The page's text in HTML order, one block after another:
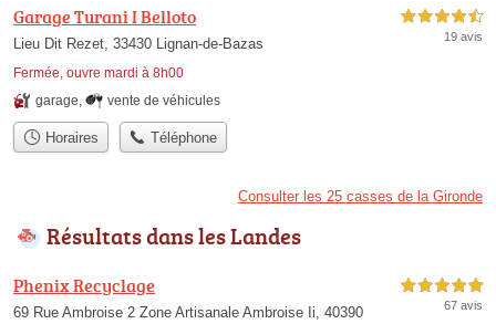
Garage Turani I Belloto
Lieu Dit Rezet, 33430 Lignan-de-Bazas
Fermée, ouvre mardi à 8h00
4,5 étoiles sur 5
19 avis
garage vente de véhicules
Horaires Téléphone
Consulter les 25 casses de la Gironde
Résultats dans les Landes
Phenix Recyclage
69 Rue Ambroise 2 Zone Artisanale Ambroise Ii, 40390
5,0 étoiles sur 5
67 avis